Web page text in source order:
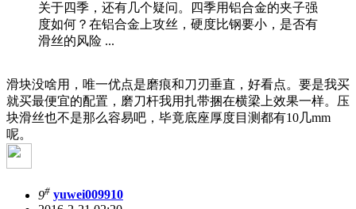
关于四季，还有几个疑问。四季用铝合金的夹子强
度如何？在铝合金上攻丝，硬度比钢要小，是否有
滑丝的风险 ...
滑块没啥用，唯一优点是磨痕和刀刃垂直，好看点。要是我买
就买最便宜的配置，磨刀杆我用扎带捆在横梁上效果一样。压
块滑丝也不是那么容易吧，毕竟底座厚度目测都有10几mm
呢。
9# yuwei009910